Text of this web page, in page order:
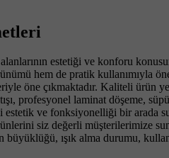
estetiği ve konforu
hem de pratik kullanımıyla
öne çıkmaktadır. Kaliteli ürün
profesyonel laminat döşeme,
ve fonksiyonelliği bir
siz değerli müşterilerimize
ışık alma durumu,